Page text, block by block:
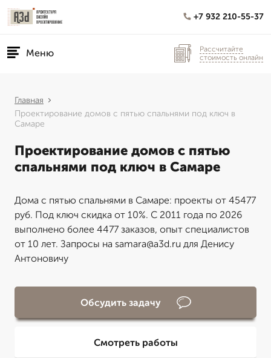
+7 932 210-55-37
Меню
Рассчитайте
стоимость онлайн
Главная
Проектирование домов с пятью спальнями под ключ в
Самаре
Проектирование домов с пятью
спальнями под ключ в Самаре
Дома с пятью спальнями в Самаре: проекты от 45477
руб. Под ключ скидка от 10%. С 2011 года по 2026
выполнено более 4477 заказов, опыт специалистов
от 10 лет. Запросы на samara@a3d.ru для Денису
Антоновичу
Обсудить задачу
Смотреть работы